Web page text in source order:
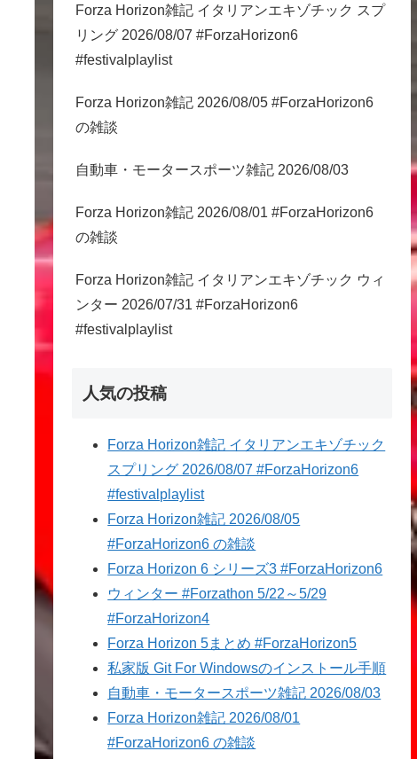
Forza Horizon雑記 イタリアンエキゾチック スプ
リング 2026/08/07 #ForzaHorizon6
#festivalplaylist
Forza Horizon雑記 2026/08/05 #ForzaHorizon6
の雑談
自動車・モータースポーツ雑記 2026/08/03
Forza Horizon雑記 2026/08/01 #ForzaHorizon6
の雑談
Forza Horizon雑記 イタリアンエキゾチック ウィ
ンター 2026/07/31 #ForzaHorizon6
#festivalplaylist
人気の投稿
Forza Horizon雑記 イタリアンエキゾチック
スプリング 2026/08/07 #ForzaHorizon6
#festivalplaylist
Forza Horizon雑記 2026/08/05
#ForzaHorizon6 の雑談
Forza Horizon 6 シリーズ3 #ForzaHorizon6
ウィンター #Forzathon 5/22～5/29
#ForzaHorizon4
Forza Horizon 5まとめ #ForzaHorizon5
私家版 Git For Windowsのインストール手順
自動車・モータースポーツ雑記 2026/08/03
Forza Horizon雑記 2026/08/01
#ForzaHorizon6 の雑談